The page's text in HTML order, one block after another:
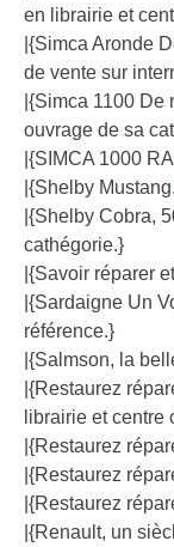
en librairie et
|{Simca Aronde
de vente sur
|{Simca 1100 De
ouvrage de sa
|{SIMCA 1000
|{Shelby
|{Shelby Cobra,
cathégorie.}
|{Savoir réparer
|{Sardaigne Un
référence.}
|{Salmson, la
|{Restaurez
librairie et centre
|{Restaurez
|{Restaurez
|{Restaurez
|{Renault, un